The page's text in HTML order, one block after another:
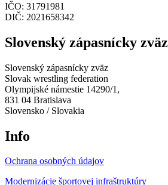
IČO: 31791981
DIČ: 2021658342
Slovenský zápasnícky zväz
Slovenský zápasnícky zväz
Slovak wrestling federation
Olympijské námestie 14290/1,
831 04 Bratislava
Slovensko / Slovakia
Info
Ochrana osobných údajov
Modernizácie športovej infraštruktúry